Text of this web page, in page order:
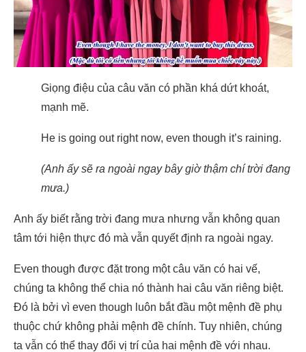
Giọng điệu của câu văn có phần khá dứt khoát,
mạnh mẽ.
He is going out right now, even though it’s raining.
(Anh ấy sẽ ra ngoài ngay bây giờ thậm chí trời đang
mưa.)
Anh ấy biết rằng trời đang mưa nhưng vẫn không quan
tâm tới hiện thực đó mà vẫn quyết định ra ngoài ngay.
Even though được đặt trong một câu văn có hai vế,
chúng ta không thể chia nó thành hai câu văn riêng biệt.
Đó là bởi vì even though luôn bắt đầu một mệnh đề phụ
thuộc chứ không phải mệnh đề chính. Tuy nhiên, chúng
ta vẫn có thể thay đổi vị trí của hai mệnh đề với nhau.